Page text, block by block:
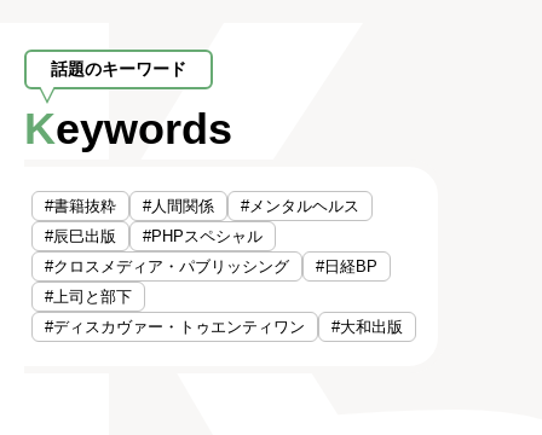
話題のキーワード
Keywords
#書籍抜粋 #人間関係
#メンタルヘルス
#辰巳出版
#PHPスペシャル
#クロスメディア・パブリッシング
#日経BP
#上司と部下
#ディスカヴァー・トゥエンティワン
#大和出版